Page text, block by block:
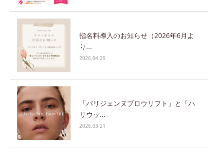
指名料導入のお知らせ（2026年6月よ
り...
2026.04.29
「パリジェンヌブロウリフト」と「ハ
リウッ...
2026.03.21